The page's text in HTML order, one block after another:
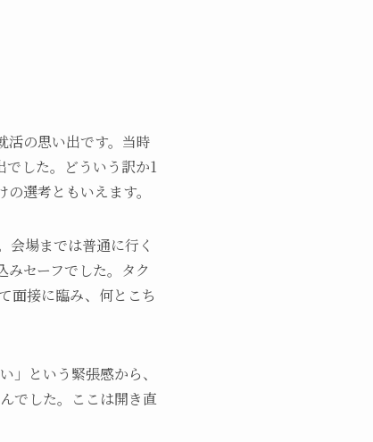
活の思い出です。当時
した。どういう訳か1
選考ともいえます。
会場までは普通に行く
セーフでした。タク
面接に臨み、何とこち
という緊張感から、
でした。ここは開き直